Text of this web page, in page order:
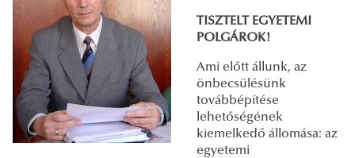
TISZTELT EGYETEMI
POLGÁROK!
Ami előtt állunk, az
önbecsülésünk
továbbépítése
lehetőségének
kiemelkedő állomása: az
egyetemi